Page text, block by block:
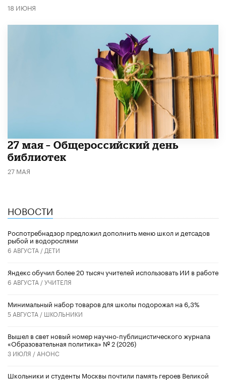
18 ИЮНЯ
​27 мая – Общероссийский день
библиотек
27 МАЯ
НОВОСТИ
Роспотребнадзор предложил дополнить меню школ и детсадов
рыбой и водорослями
6 АВГУСТА / ДЕТИ
​Яндекс обучил более 20 тысяч учителей использовать ИИ в работе
6 АВГУСТА /УЧИТЕЛЯ
Минимальный набор товаров для школы подорожал на 6,3%
5 АВГУСТА / ШКОЛЬНИКИ
Вышел в свет новый номер научно-публицистического журнала
«Образовательная политика» № 2 (2026)
3 ИЮЛЯ / АНОНС
Школьники и студенты Москвы почтили память героев Великой